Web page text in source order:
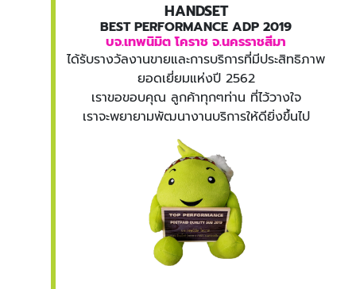
HANDSET
BEST PERFORMANCE ADP 2019
บจ.เทพนิมิต โคราช จ.นครราชสีมา
ได้รับรางวัลงานขายและการบริการที่มีประสิทธิภาพ
ยอดเยี่ยมแห่งปี 2562
เราขอขอบคุณ ลูกค้าทุกๆท่าน ที่ไว้วางใจ
เราจะพยายามพัฒนางานบริการให้ดียิ่งขึ้นไป